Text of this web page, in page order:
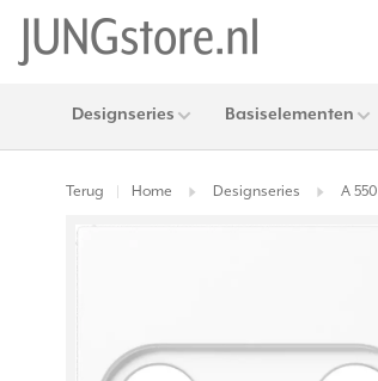
Designseries Basiselementen
Terug Home Designseries A 550